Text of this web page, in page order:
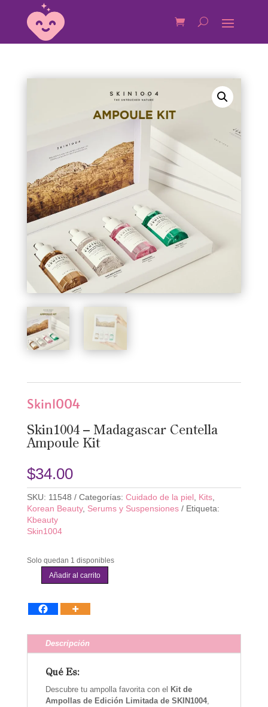
Skin1004
Skin1004 – Madagascar Centella
Ampoule Kit
$34.00
SKU: 11548 Categorías: Cuidado de la piel, Kits,
Korean Beauty, Serums y Suspensiones
Etiqueta:
Kbeauty
Skin1004
Solo quedan 1 disponibles
Skin1004
Madagascar
Centella
Kit
cantidad
Añadir al carrito
Descripción
Qué Es:
Descubre tu ampolla favorita con el Kit de
Ampollas de Edición Limitada de SKIN1004,